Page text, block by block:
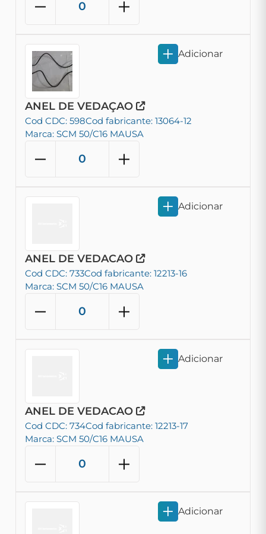
ANEL DE VEDAÇAO
Cod CDC: 598Cod fabricante: 13064-12
Marca: SCM 50/C16 MAUSA
Adicionar
ANEL DE VEDACAO
Cod CDC: 733Cod fabricante: 12213-16
Marca: SCM 50/C16 MAUSA
Adicionar
ANEL DE VEDACAO
Cod CDC: 734Cod fabricante: 12213-17
Marca: SCM 50/C16 MAUSA
Adicionar
Adicionar